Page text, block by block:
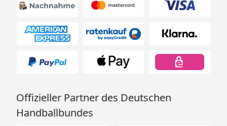
Offizieller Partner des Deutschen
Handballbundes